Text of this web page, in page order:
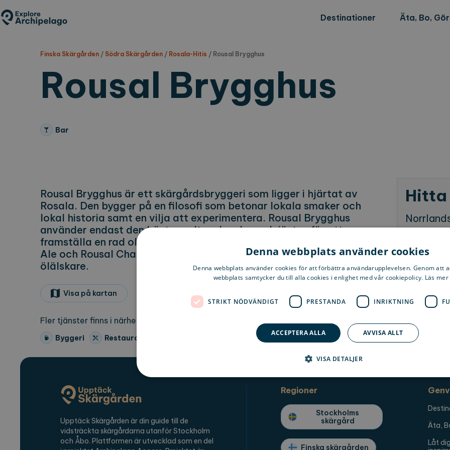
till
Destinationer Äta, Bo,
Finska Skärgården / Södra Skärgården / Rosala-Hitis / Rousal Brygghus
Rousal Brygghus
Bar
Rousal Brygghus är ett skärgårdsbryggeri som ligger i hjärtat av
Rosala. Den bygger på en filosofi som betonar lokala smaker och
lokal historia samt en vilja att experimentera. Rousal Brygghus
använder endast den bästa malten, humlen och jästen för att
framställa en rad olika ölsorter, bland annat Rousal Pils, Rousal
Ale och Rousal Chai Porter. Det är ett verkligt paradis för alla
ölälskare.
Visa på kartan
Fler tjänster finns i närheten i
Byggeri Restaurang
Hitta
Hur tar
040
Upptäck Skärgården är din guide till de
vidsträckta skärgårdarna utanför Stockholm
och Åbo. Plattformen är utvecklad som en del
Regioner
Stockholms
skärgård
Finska skärgården
Äta,
Låt dig
Denna webbplats använder cookies
Denna webbplats använder cookies för att förbättra användarupplevelsen. Genom att
webbplats samtycker du till alla cookies i enlighet med vår cookiepolicy. Läs mer
STRIKT NÖDVÄNDIGT PRESTANDA INRIKTNING
ACCEPTERA ALLA AVVISA ALLT
VISA DETALJER
Strikt nödvändiga kakor tillåter kärnwebbplatsfunktioner som användarinloggning och kontohantering.
ordentligt utan strikt nödvändiga cookies.
Namn
Utgång Beskrivning